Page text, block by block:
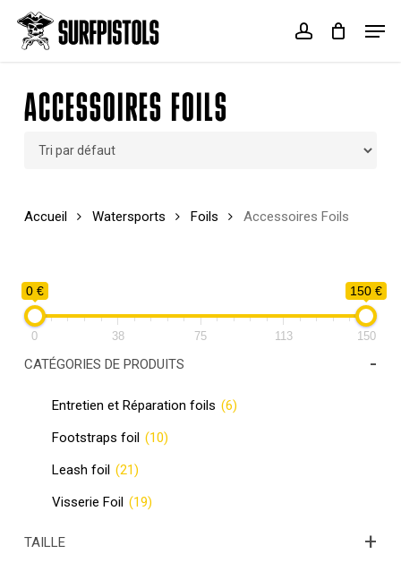
main
account
Cart Close
ACCESSOIRES FOILS
Accueil Watersports Foils Accessoires Foils
0 € 150 €
0 38 75 113 150
CATÉGORIES DE PRODUITS -
Entretien et Réparation foils (6)
Footstraps foil (10)
Leash foil (21)
Visserie Foil (19)
TAILLE +